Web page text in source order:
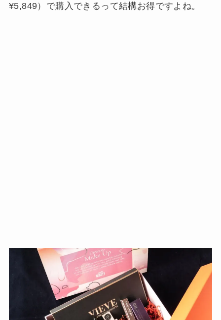
¥5,849）で購入できるって結構お得ですよね。